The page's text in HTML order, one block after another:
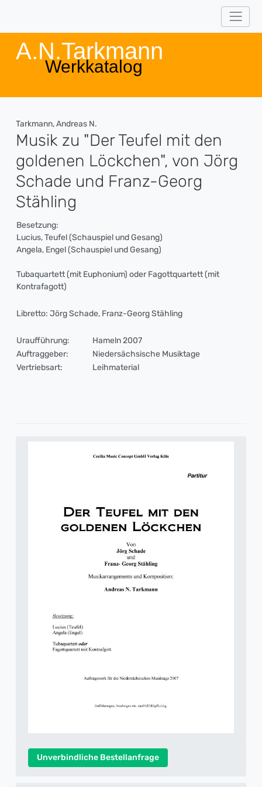
A.N.Tarkmann
Werkkatalog
Tarkmann, Andreas N.
Musik zu "Der Teufel mit den
goldenen Löckchen", von Jörg
Schade und Franz-Georg
Stähling
Besetzung:
Lucius, Teufel (Schauspiel und Gesang)
Angela, Engel (Schauspiel und Gesang)
Tubaquartett (mit Euphonium) oder Fagottquartett (mit
Kontrafagott)
Libretto: Jörg Schade, Franz-Georg Stähling
Uraufführung:
Hameln 2007
Auftraggeber:
Niedersächsische Musiktage
Vertriebsart:
Leihmaterial
Unverbindliche Bestellanfrage